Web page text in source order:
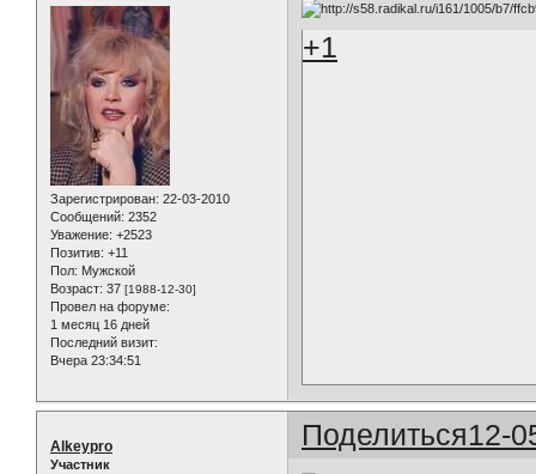
Зарегистрирован: 22-03-2010
Сообщений: 2352
Уважение: +2523
Позитив: +11
Пол: Мужской
Возраст: 37 [1988-12-30]
Провел на форуме:
1 месяц 16 дней
Последний визит:
Вчера 23:34:51
+1
Поделиться12-
Alkeypro
Участник